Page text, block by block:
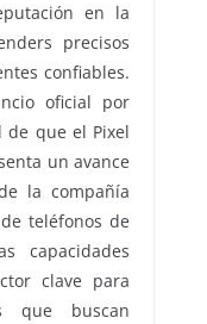
en la
precisos
confiables.
oficial por
de que el Pixel
un avance
la compañía
teléfonos de
capacidades
clave para
que buscan